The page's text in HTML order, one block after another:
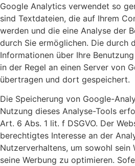
Google Analytics verwendet so
sind Textdateien, die auf Ihrem
werden und die eine Analyse der
durch Sie ermöglichen. Die durch
Informationen über Ihre
in der Regel an einen Server von
übertragen und dort gespeichert.
Die Speicherung von Google-
Nutzung dieses Analyse-Tools
Art. 6 Abs. 1 lit. f DSGVO. Der
berechtigtes Interesse an der
Nutzerverhaltens, um sowohl sein
seine Werbung zu optimieren.